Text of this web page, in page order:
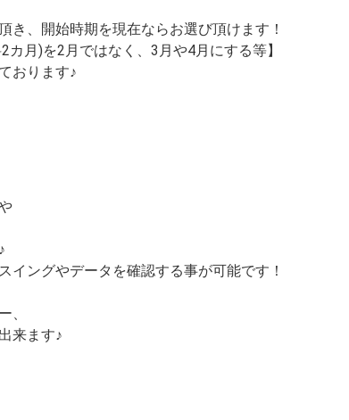
き、開始時期を現在ならお選び頂けます！
カ月)を2月ではなく、3月や4月にする等】
おります♪
イングやデータを確認する事が可能です！
、
来ます♪